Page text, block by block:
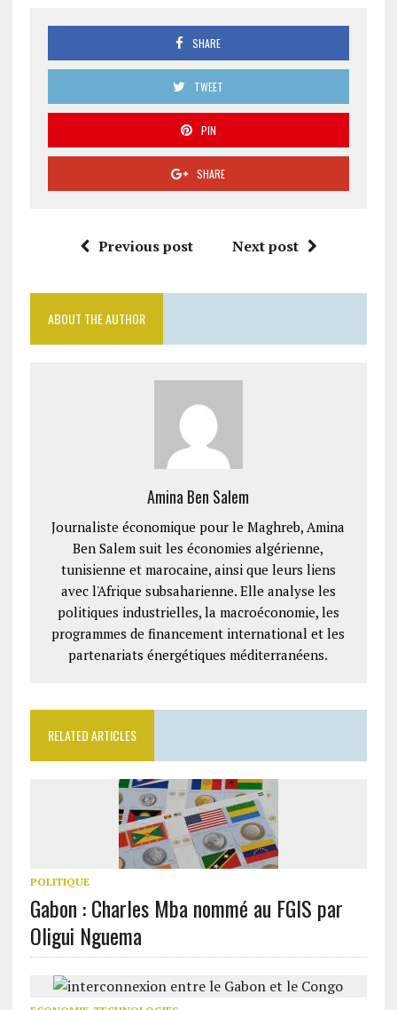
SHARE
TWEET
PIN
SHARE
Previous post Next post
ABOUT THE AUTHOR
Amina Ben Salem
Journaliste économique pour le Maghreb, Amina
Ben Salem suit les économies algérienne,
tunisienne et marocaine, ainsi que leurs liens
avec l'Afrique subsaharienne. Elle analyse les
politiques industrielles, la macroéconomie, les
programmes de financement international et les
partenariats énergétiques méditerranéens.
RELATED ARTICLES
POLITIQUE
Gabon : Charles Mba nommé au FGIS par
Oligui Nguema